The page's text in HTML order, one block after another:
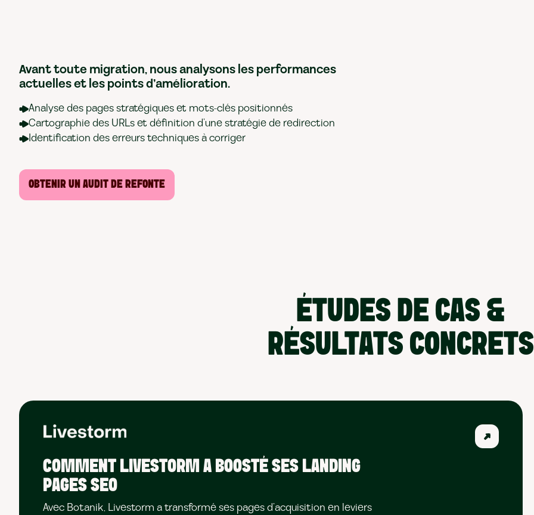
Avant toute migration, nous analysons les performances
actuelles et les points d’amélioration.
Analyse des pages stratégiques et mots-clés positionnés
Cartographie des URLs et définition d’une stratégie de redirection
Identification des erreurs techniques à corriger
OBTENIR UN AUDIT DE REFONTE
ÉTUDES DE CAS &
RÉSULTATS CONCRETS
COMMENT LIVESTORM A BOOSTÉ SES LANDING
PAGES SEO
Avec Botanik, Livestorm a transformé ses pages d’acquisition en leviers